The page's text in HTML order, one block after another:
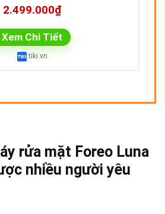
2.499.000₫
Xem Chi Tiết
tiki.vn
rửa mặt Foreo Luna
nhiều người yêu